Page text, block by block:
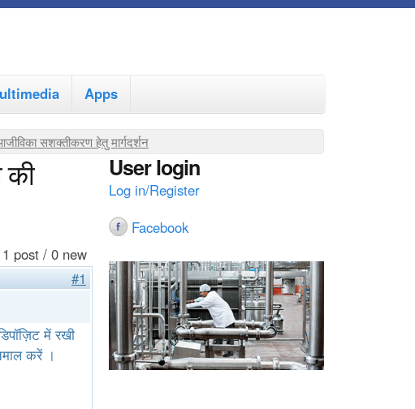
Apps
सशक्तीकरण हेतु मार्गदर्शन
1 post / 0 new
#1
में रखी
करें ।
User login
Log in/Register
Facebook